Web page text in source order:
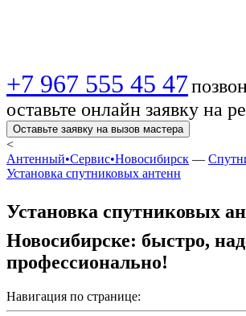
+7 967 555 45 47
оставьте онлайн заявку на
Оставьте заявку на вызов мастера
<
Антенный•Сервис•Новосибирск —
Установка спутниковых антенн
Установка спутниковых
Новосибирске: быстро,
профессионально!
Навигация по странице: